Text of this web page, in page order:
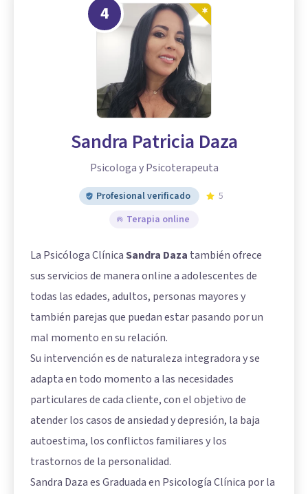
4
Sandra Patricia Daza
Psicologa y Psicoterapeuta
Profesional verificado
5
Terapia online
La Psicóloga ClínicaSandra Daza también ofrece
sus servicios de manera online a adolescentes de
todas las edades, adultos, personas mayores y
también parejas que puedan estar pasando por un
mal momento en su relación.
Su intervención es de naturaleza integradora y se
adapta en todo momento a las necesidades
particulares de cada cliente, con el objetivo de
atender los casos de ansiedad y depresión, la baja
autoestima, los conflictos familiares y los
trastornos de la personalidad.
Sandra Daza es Graduada en Psicología Clínica por la